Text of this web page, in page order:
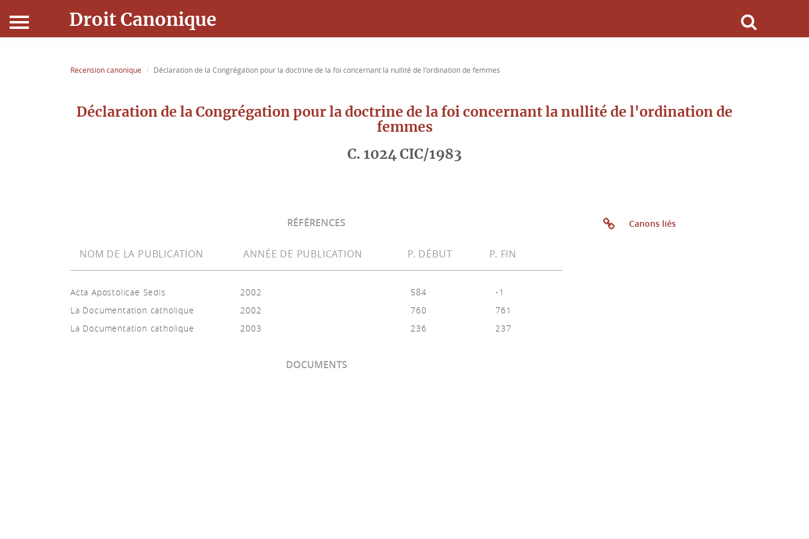
Droit Canonique
Recension canonique Déclaration de la Congrégation pour la doctrine de la foi concernant la nullité de l'ordination de femmes
Déclaration de la Congrégation pour la doctrine de la foi concernant la nullité de l'ordination de
femmes
C. 1024 CIC/1983
RÉFÉRENCES
NOM DE LA PUBLICATION ANNÉE DE PUBLICATION P. DÉBUT P. FIN
Acta Apostolicae Sedis 2002 584
-1
La Documentation catholique
2002 760
761
La Documentation catholique
2003 236 237
DOCUMENTS
Canons liés